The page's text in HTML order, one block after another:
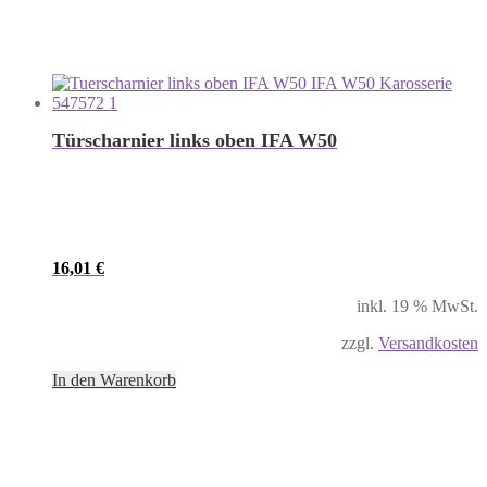
Türscharnier links oben IFA W50
16,01 €
inkl. 19 % MwSt.
zzgl. Versandkosten
In den Warenkorb